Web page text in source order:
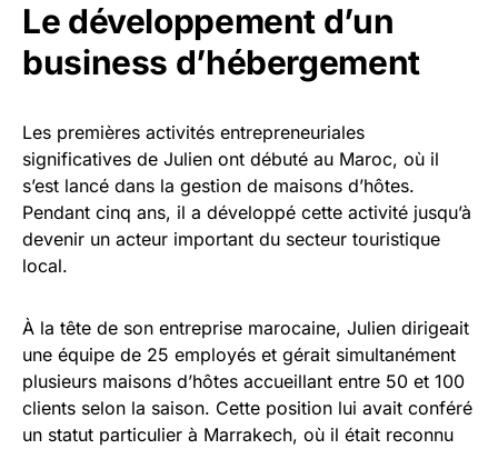
Le développement d’un
business d’hébergement
Les premières activités entrepreneuriales
significatives de Julien ont débuté au Maroc, où il
s’est lancé dans la gestion de maisons d’hôtes.
Pendant cinq ans, il a développé cette activité jusqu’à
devenir un acteur important du secteur touristique
local.
À la tête de son entreprise marocaine, Julien dirigeait
une équipe de 25 employés et gérait simultanément
plusieurs maisons d’hôtes accueillant entre 50 et 100
clients selon la saison. Cette position lui avait conféré
un statut particulier à Marrakech, où il était reconnu